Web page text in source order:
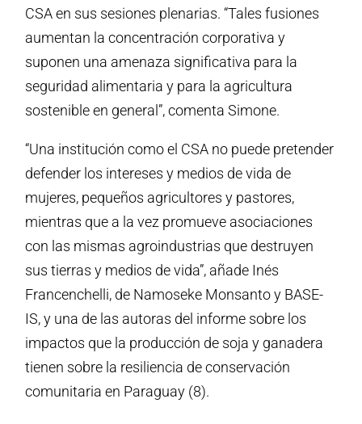
CSA en sus sesiones plenarias. “Tales fusiones
aumentan la concentración corporativa y
suponen una amenaza significativa para la
seguridad alimentaria y para la agricultura
sostenible en general”, comenta Simone.
“Una institución como el CSA no puede pretender
defender los intereses y medios de vida de
mujeres, pequeños agricultores y pastores,
mientras que a la vez promueve asociaciones
con las mismas agroindustrias que destruyen
sus tierras y medios de vida”, añade Inés
Francenchelli, de Namoseke Monsanto y BASE-
IS, y una de las autoras del informe sobre los
impactos que la producción de soja y ganadera
tienen sobre la resiliencia de conservación
comunitaria en Paraguay (8).